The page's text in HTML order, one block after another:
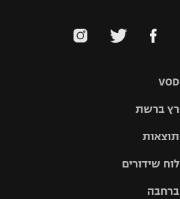
VOD
רץ ברשת
תוצאות
לוח שידורים
ברחבה